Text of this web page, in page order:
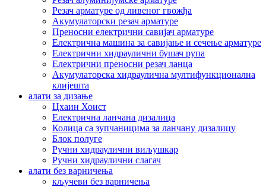
Резач арматуре од ливеног гвожђа
Акумулаторски резач арматуре
Преносни електрични савијач арматуре
Електрична машина за савијање и сечење арматуре
Електрични хидраулични бушач рупа
Електрични преносни резач ланца
Акумулаторска хидраулична мултифункционална
клијешта
алати за дизање
Цхаин Хоист
Електрична ланчана дизалица
Колица са зупчаницима за ланчану дизалицу
Блок полуге
Ручни хидраулични виљушкар
Ручни хидраулични слагач
алати без варничења
кључеви без варничења